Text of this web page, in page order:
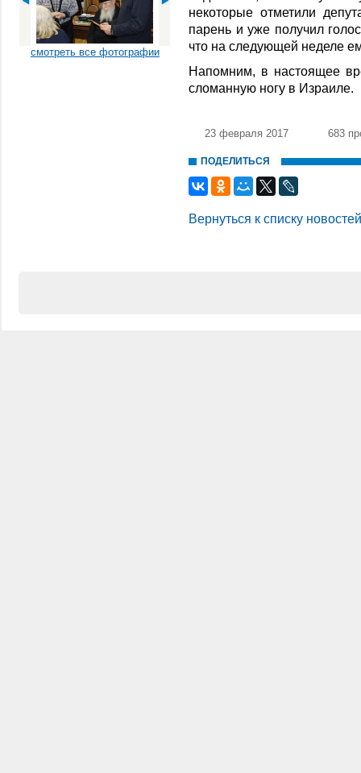
смотреть все фотографии
некоторые отметили
парень и уже получил
что на следующей неделе
Напомним, в настоящее
сломанную ногу в Израиле.
23 февраля 2017 683
ПОДЕЛИТЬСЯ
Вернуться к списку новостей